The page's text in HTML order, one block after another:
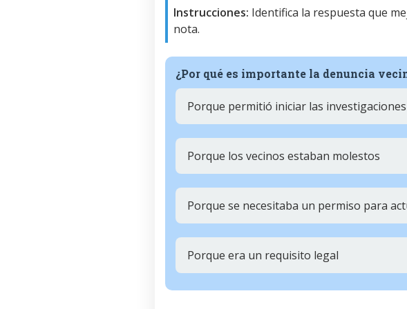
Instrucciones: Identifica la respuesta que
nota.
¿Por qué es importante la denuncia
Porque permitió iniciar las investigaciones
Porque los vecinos estaban molestos
Porque se necesitaba un permiso para
Porque era un requisito legal